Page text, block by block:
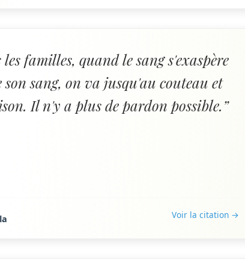
les familles, quand le sang s'exaspère
son sang, on va jusqu'au couteau et
Il n'y a plus de pardon possible.”
Voir la citation →